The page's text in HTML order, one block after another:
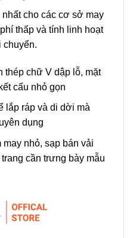
cho các cơ sở may
thấp và tính linh hoạt
chuyển.
thép chữ V dập lỗ, mặt
cấu nhỏ gọn
lắp ráp và di dời mà
dụng
may nhỏ, sạp bán vải
cần trưng bày mẫu